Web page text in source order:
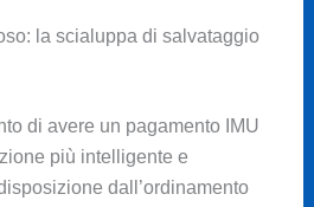
la scialuppa di salvataggio
di avere un pagamento IMU
più intelligente e
dall’ordinamento